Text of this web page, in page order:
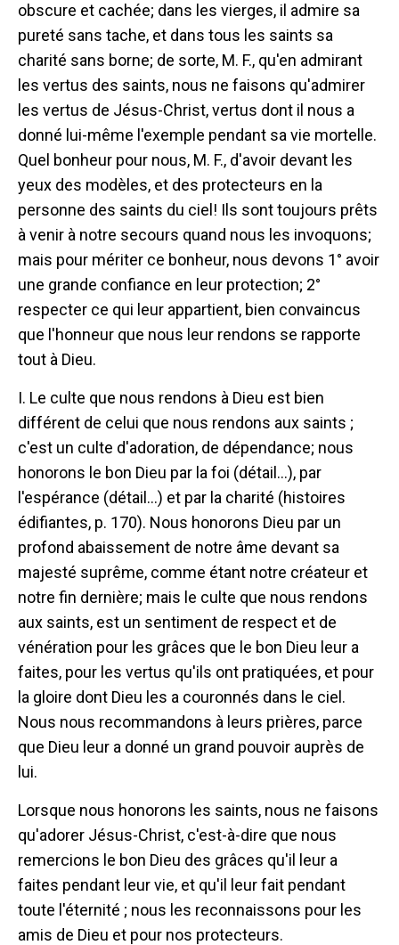
obscure et cachée; dans les vierges, il admire sa
pureté sans tache, et dans tous les saints sa
charité sans borne; de sorte, M. F., qu'en admirant
les vertus des saints, nous ne faisons qu'admirer
les vertus de Jésus-Christ, vertus dont il nous a
donné lui-même l'exemple pendant sa vie mortelle.
Quel bonheur pour nous, M. F., d'avoir devant les
yeux des modèles, et des protecteurs en la
personne des saints du ciel! Ils sont toujours prêts
à venir à notre secours quand nous les invoquons;
mais pour mériter ce bonheur, nous devons 1° avoir
une grande confiance en leur protection; 2°
respecter ce qui leur appartient, bien convaincus
que l'honneur que nous leur rendons se rapporte
tout à Dieu.
I. Le culte que nous rendons à Dieu est bien
différent de celui que nous rendons aux saints ;
c'est un culte d'adoration, de dépendance; nous
honorons le bon Dieu par la foi (détail...), par
l'espérance (détail...) et par la charité (histoires
édifiantes, p. 170). Nous honorons Dieu par un
profond abaissement de notre âme devant sa
majesté suprême, comme étant notre créateur et
notre fin dernière; mais le culte que nous rendons
aux saints, est un sentiment de respect et de
vénération pour les grâces que le bon Dieu leur a
faites, pour les vertus qu'ils ont pratiquées, et pour
la gloire dont Dieu les a couronnés dans le ciel.
Nous nous recommandons à leurs prières, parce
que Dieu leur a donné un grand pouvoir auprès de
lui.
Lorsque nous honorons les saints, nous ne faisons
qu'adorer Jésus-Christ, c'est-à-dire que nous
remercions le bon Dieu des grâces qu'il leur a
faites pendant leur vie, et qu'il leur fait pendant
toute l'éternité ; nous les reconnaissons pour les
amis de Dieu et pour nos protecteurs.